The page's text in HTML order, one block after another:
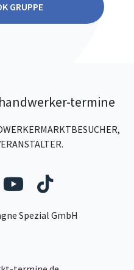
GRUPPE
termine
Sie uns auf
Sie uns auf
Folgen Sie
Folgen
Spezial GmbH